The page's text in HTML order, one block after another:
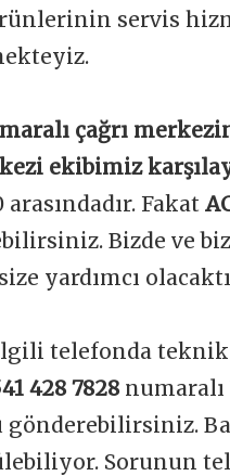
servis
çağrı
ekibimiz
Fakat
Bizde ve
yardımcı
telefonda
428 7828
Sorunun